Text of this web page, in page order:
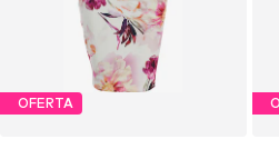
OFERTA